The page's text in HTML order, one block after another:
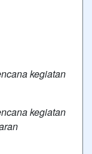
kegiatan
kegiatan